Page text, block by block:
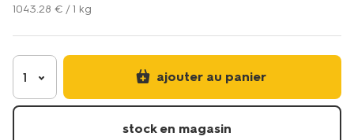
maquillage/blush/blush-
02-
soft-
pink-
1043.28 € / 1 kg
1 ajouter au panier
stock en magasin